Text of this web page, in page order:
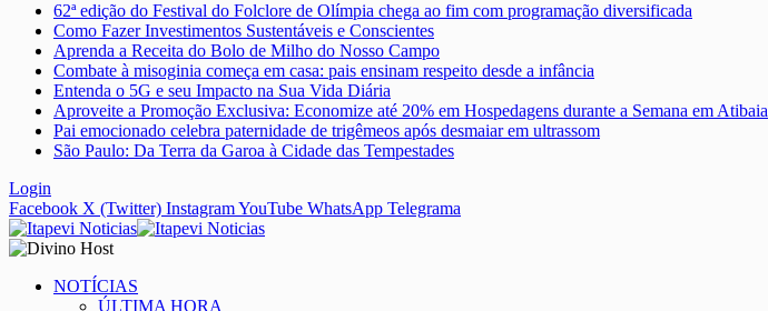
62ª edição do Festival do Folclore de Olímpia chega ao fim com programação diversificada
Como Fazer Investimentos Sustentáveis e Conscientes
Aprenda a Receita do Bolo de Milho do Nosso Campo
Combate à misoginia começa em casa: pais ensinam respeito desde a infância
Entenda o 5G e seu Impacto na Sua Vida Diária
Aproveite a Promoção Exclusiva: Economize até 20% em Hospedagens durante a Semana em Atibaia
Pai emocionado celebra paternidade de trigêmeos após desmaiar em ultrassom
São Paulo: Da Terra da Garoa à Cidade das Tempestades
Login
Facebook X (Twitter) InstagramYouTube WhatsApp Telegrama
NOTÍCIAS
ÚLTIMA HORA